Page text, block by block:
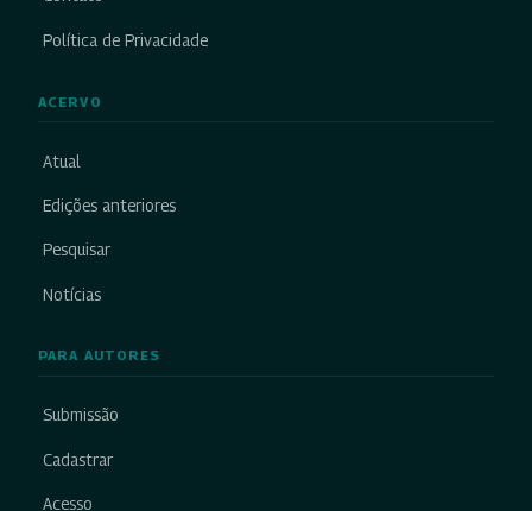
Política de Privacidade
ACERVO
Atual
Edições anteriores
Pesquisar
Notícias
PARA AUTORES
Submissão
Cadastrar
Acesso